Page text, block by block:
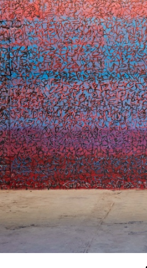
Hütte / Hans Georg